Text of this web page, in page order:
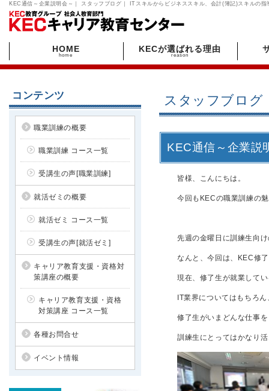
KEC通信～企業説明会～｜ スタッフブログ｜ ITスキルからビジネススキル、会計(簿記)スキルの
HOME
home
KECが選ばれる理由
reason
スタッフブログ
KEC通信～企業説
皆様、こんにちは。
今回もKECの職業訓練の
先週の金曜日に訓練生向
なんと、今回は、KEC修
現在、修了生が就業して
IT業界についてはもちろ
修了生がいまどんな仕事
訓練生にとってはかなり
コンテンツ
職業訓練の概要
職業訓練 コース一覧
受講生の声[職業訓練]
就活ゼミの概要
就活ゼミ コース一覧
受講生の声[就活ゼミ]
キャリア教育支援・資格対
策講座の概要
キャリア教育支援・資格
対策講座 コース一覧
各種お問合せ
イベント情報